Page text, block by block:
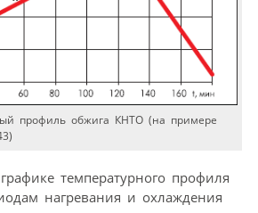
профиль обжига КНТО (на примере
температурного профиля
нагревания и охлаждения